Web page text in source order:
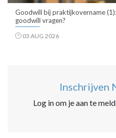
Goodwill bij praktijkovername
goodwill vragen?
03 AUG 2026
Inschrijven
Log in om je aan te